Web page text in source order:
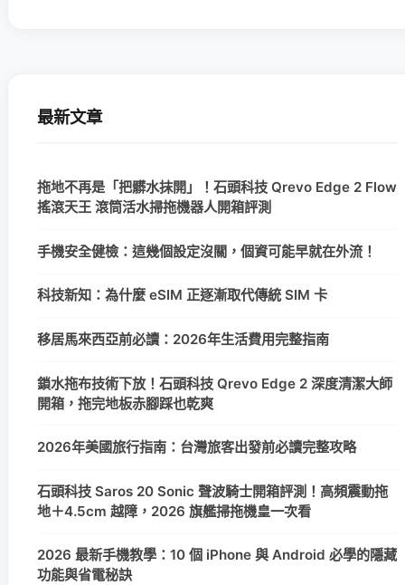
最新文章
拖地不再是「把髒水抹開」！石頭科技 Qrevo Edge 2 Flow
搖滾天王 滾筒活水掃拖機器人開箱評測
手機安全健檢：這幾個設定沒關，個資可能早就在外流！
科技新知：為什麼 eSIM 正逐漸取代傳統 SIM 卡
移居馬來西亞前必讀：2026年生活費用完整指南
鎖水拖布技術下放！石頭科技 Qrevo Edge 2 深度清潔大師
開箱，拖完地板赤腳踩也乾爽
2026年美國旅行指南：台灣旅客出發前必讀完整攻略
石頭科技 Saros 20 Sonic 聲波騎士開箱評測！高頻震動拖
地＋4.5cm 越障，2026 旗艦掃拖機皇一次看
2026 最新手機教學：10 個 iPhone 與 Android 必學的隱藏
功能與省電秘訣